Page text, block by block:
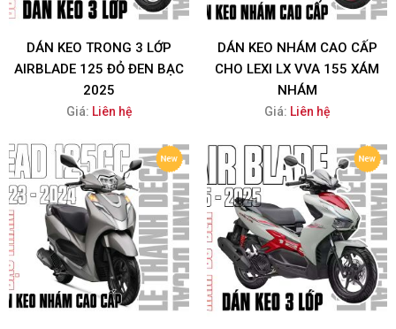
DÁN KEO TRONG 3 LỚP
AIRBLADE 125 ĐỎ ĐEN BẠC
2025
Giá: Liên hệ
DÁN KEO NHÁM CAO CẤP
CHO LEXI LX VVA 155 XÁM
NHÁM
Giá: Liên hệ